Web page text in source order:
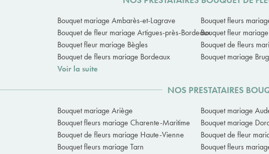
Bouquet mariage Ambarès-et-Lagrave Bouquet fleurs
Bouquet de fleur mariage Artigues-près-BordeauxBouquet fleur
Bouquet fleur mariage Bègles
Bouquet de fleurs
Bouquet de fleurs mariage Bordeaux
Bouquet mariage
Voir la suite
NOS PRESTATAIRES
Bouquet mariage Ariège Bouquet mariage
Bouquet fleurs mariage Charente-Maritime
Bouquet mariage
Bouquet de fleurs mariage Haute-Vienne
Bouquet de fleur
Bouquet fleurs mariage Tarn
Bouquet fleurs